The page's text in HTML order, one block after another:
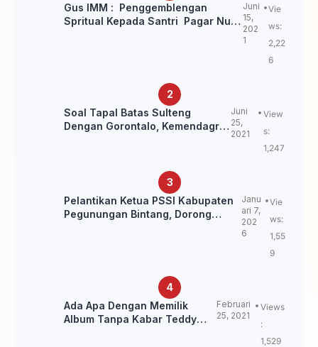
Gus IMM : Penggemblengan
Spritual Kepada Santri Pagar Nusa
Juni
15,
202
1
Vie
ws:
2,22
6
Soal Tapal Batas Sulteng
Dengan Gorontalo, Kemendagri:
Juni
25,
2021
View
s:
1,247
Pelantikan Ketua PSSI Kabupaten
Pegunungan Bintang, Dorong
Janu
ari 7,
202
6
Vie
ws:
1,55
9
Ada Apa Dengan Memilik
Album Tanpa Kabar Teddy
Februari
25, 2021
Views
:
1,529